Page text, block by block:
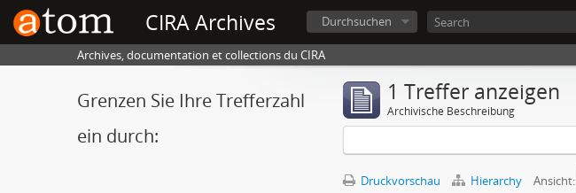
CIRA Archives Durchsuchen
Archives, documentation et collections du CIRA
Grenzen Sie Ihre Trefferzahl
ein durch:
1 Treffer anzeigen
Archivische Beschreibung
Druckvorschau Hierarchy Ansicht: